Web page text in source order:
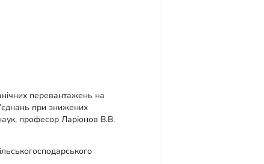
перевантажень на
при знижених
професор Ларіонов В.В.